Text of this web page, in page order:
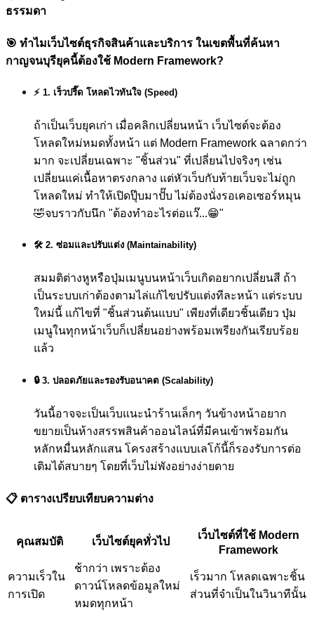
ธรรมดา
🎯 ทำไมเว็บไซต์ธุรกิจสินค้าและบริการ ในเขตพื้นที่ค้นหา
กาญจนบุรียุคนี้ต้องใช้ Modern Framework?
⚡ 1. เร็วปรี๊ด โหลดไวทันใจ (Speed)
ถ้าเป็นเว็บยุคเก่า เมื่อคลิกเปลี่ยนหน้า เว็บไซต์จะต้อง
โหลดใหม่หมดทั้งหน้า แต่ Modern Framework ฉลาดกว่า
มาก จะเปลี่ยนเฉพาะ "ชิ้นส่วน" ที่เปลี่ยนไปจริงๆ เช่น
เปลี่ยนแค่เนื้อหาตรงกลาง แต่หัวเว็บกับท้ายเว็บจะไม่ถูก
โหลดใหม่ ทำให้เปิดปุ๊บมาปั๊บ ไม่ต้องนั่งรอเคอเซอร์หมุน
🤣จบราวกับนึก "ต้องทำอะไรต่อแว๊...😁"
🛠️ 2. ซ่อมและปรับแต่ง (Maintainability)
สมมติต่างหูหรือปุ่มเมนูบนหน้าเว็บเกิดอยากเปลี่ยนสี ถ้า
เป็นระบบเก่าต้องตามไล่แก้ไขปรับแต่งทีละหน้า แต่ระบบ
ใหม่นี้ แก้ไขที่ "ชิ้นส่วนต้นแบบ" เพียงที่เดียวชิ้นเดียว ปุ่ม
เมนูในทุกหน้าเว็บก็เปลี่ยนอย่างพร้อมเพรียงกันเรียบร้อย
แล้ว
🔒 3. ปลอดภัยและรองรับอนาคต (Scalability)
วันนี้อาจจะเป็นเว็บแนะนำร้านเล็กๆ วันข้างหน้าอยาก
ขยายเป็นห้างสรรพสินค้าออนไลน์ที่มีคนเข้าพร้อมกัน
หลักหมื่นหลักแสน โครงสร้างแบบเลโก้นี้ก็รองรับการต่อ
เติมได้สบายๆ โดยที่เว็บไม่พังอย่างง่ายดาย
📋 ตารางเปรียบเทียบความต่าง
คุณสมบัติ เว็บไซต์ยุคทั่วไป
เว็บไซต์ที่ใช้ Modern
Framework
ความเร็วใน
การเปิด
ช้ากว่า เพราะต้อง
ดาวน์โหลดข้อมูลใหม่
หมดทุกหน้า
เร็วมาก โหลดเฉพาะชิ้น
ส่วนที่จำเป็นในวินาทีนั้น